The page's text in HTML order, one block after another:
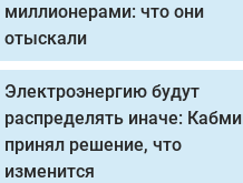
миллионерами: что они
отыскали
Электроэнергию будут
распределять иначе:
принял решение, что
изменится